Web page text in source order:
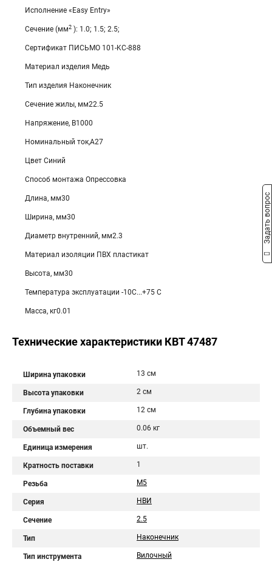
Исполнение «Easy Entry»
Сечение (мм2 ): 1.0; 1.5; 2.5;
Сертификат ПИСЬМО 101-KC-888
Материал изделия Медь
Тип изделия Наконечник
Сечение жилы, мм22.5
Напряжение, В1000
Номинальный ток,А27
Цвет Синий
Способ монтажа Опрессовка
Длина, мм30
Ширина, мм30
Диаметр внутренний, мм2.3
Материал изоляции ПВХ пластикат
Высота, мм30
Температура эксплуатации -10С...+75 С
Масса, кг0.01
Технические характеристики КВТ 47487
Ширина упаковки 13 см
Высота упаковки 2 см
Глубина упаковки 12 см
Объемный вес 0.06 кг
Единица измерения шт.
Кратность поставки 1
Резьба М5
Серия НВИ
Сечение 2.5
Тип Наконечник
Тип инструмента Вилочный
Задать вопрос